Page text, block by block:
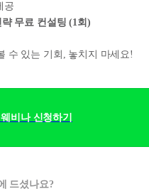
공
무료 컨설팅 (1회)
수 있는 기회, 놓치지 마세요!
비나 신청하기
드셨나요?